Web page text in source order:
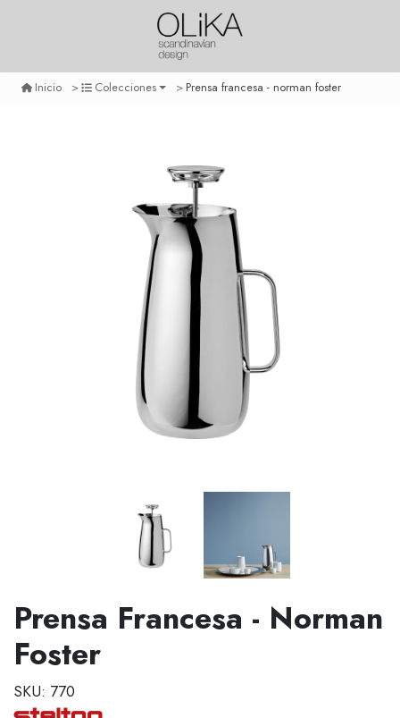
Inicio Colecciones Prensa francesa - norman foster
Prensa Francesa - Norman
Foster
SKU: 770